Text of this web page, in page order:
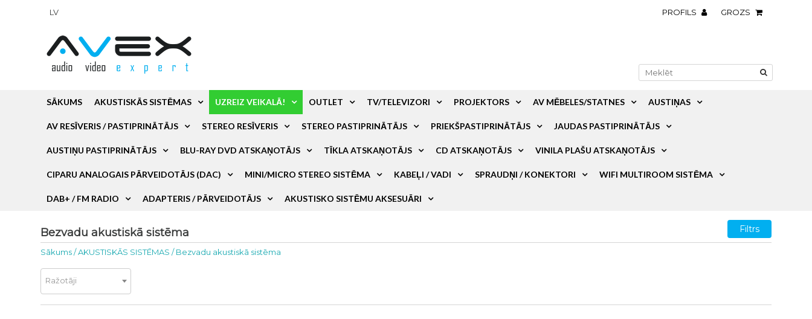
LV PROFILS GROZS
SĀKUMS AKUSTISKĀS SISTĒMAS UZREIZ VEIKALĀ! OUTLET TV/TELEVIZORI PROJEKTORS AV MĒBELES/STATNES AUSTIŅAS
AV RESĪVERIS / PASTIPRINĀTĀJS STEREO RESĪVERIS STEREO PASTIPRINĀTĀJS PRIEKŠPASTIPRINĀTĀJS JAUDAS PASTIPRINĀTĀJS
AUSTIŅU PASTIPRINĀTĀJS BLU-RAY DVD ATSKAŅOTĀJS TĪKLA ATSKAŅOTĀJS CD ATSKAŅOTĀJS VINILA PLAŠU ATSKAŅOTĀJS
CIPARU ANALOGAIS PĀRVEIDOTĀJS (DAC) MINI/MICRO STEREO SISTĒMA KABEĻI / VADI SPRAUDŅI / KONEKTORI WIFI MULTIROOM SISTĒMA
DAB+ / FM RADIO ADAPTERIS / PĀRVEIDOTĀJS AKUSTISKO SISTĒMU AKSESUĀRI
Bezvadu akustiskā sistēma Filtrs
Sākums/AKUSTISKĀS SISTĒMAS /Bezvadu akustiskā sistēma
Ražotāji